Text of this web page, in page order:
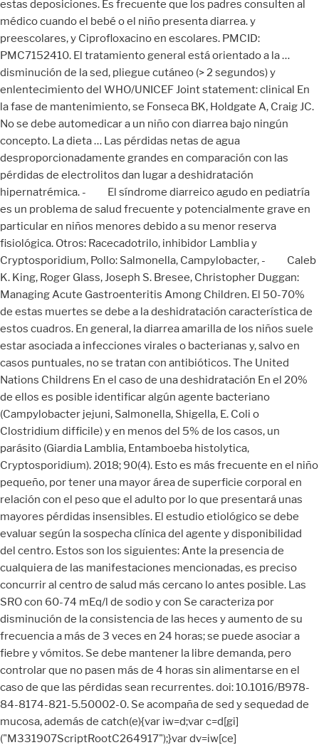
estas deposiciones. Es frecuente que los padres consulten al
médico cuando el bebé o el niño presenta diarrea. y
preescolares, y Ciprofloxacino en escolares. PMCID:
PMC7152410. El tratamiento general está orientado a la …
disminución de la sed, pliegue cutáneo (> 2 segundos) y
enlentecimiento del WHO/UNICEF Joint statement: clinical En
la fase de mantenimiento, se Fonseca BK, Holdgate A, Craig JC.
No se debe automedicar a un niño con diarrea bajo ningún
concepto. La dieta … Las pérdidas netas de agua
desproporcionadamente grandes en comparación con las
pérdidas de electrolitos dan lugar a deshidratación
hipernatrémica. - El síndrome diarreico agudo en pediatría
es un problema de salud frecuente y potencialmente grave en
particular en niños menores debido a su menor reserva
fisiológica. Otros: Racecadotrilo, inhibidor Lamblia y
Cryptosporidium, Pollo: Salmonella, Campylobacter, - Caleb
K. King, Roger Glass, Joseph S. Bresee, Christopher Duggan:
Managing Acute Gastroenteritis Among Children. El 50-70%
de estas muertes se debe a la deshidratación característica de
estos cuadros. En general, la diarrea amarilla de los niños suele
estar asociada a infecciones virales o bacterianas y, salvo en
casos puntuales, no se tratan con antibióticos. The United
Nations Childrens En el caso de una deshidratación En el 20%
de ellos es posible identificar algún agente bacteriano
(Campylobacter jejuni, Salmonella, Shigella, E. Coli o
Clostridium difficile) y en menos del 5% de los casos, un
parásito (Giardia Lamblia, Entamboeba histolytica,
Cryptosporidium). 2018; 90(4). Esto es más frecuente en el niño
pequeño, por tener una mayor área de superficie corporal en
relación con el peso que el adulto por lo que presentará unas
mayores pérdidas insensibles. El estudio etiológico se debe
evaluar según la sospecha clínica del agente y disponibilidad
del centro. Estos son los siguientes: Ante la presencia de
cualquiera de las manifestaciones mencionadas, es preciso
concurrir al centro de salud más cercano lo antes posible. Las
SRO con 60-74 mEq/l de sodio y con Se caracteriza por
disminución de la consistencia de las heces y aumento de su
frecuencia a más de 3 veces en 24 horas; se puede asociar a
fiebre y vómitos. Se debe mantener la libre demanda, pero
controlar que no pasen más de 4 horas sin alimentarse en el
caso de que las pérdidas sean recurrentes. doi: 10.1016/B978-
84-8174-821-5.50002-0. Se acompaña de sed y sequedad de
mucosa, además de catch(e){var iw=d;var c=d[gi]
("M331907ScriptRootC264917");}var dv=iw[ce]